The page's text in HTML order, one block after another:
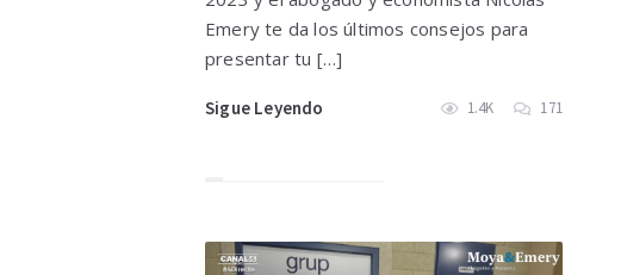
Emery te da los últimos consejos para
presentar tu […]
Sigue Leyendo 1.4K 171